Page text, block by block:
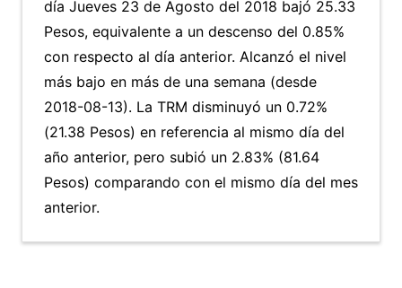
día Jueves 23 de Agosto del 2018 bajó 25.33
Pesos, equivalente a un descenso del 0.85%
con respecto al día anterior. Alcanzó el nivel
más bajo en más de una semana (desde
2018-08-13). La TRM disminuyó un 0.72%
(21.38 Pesos) en referencia al mismo día del
año anterior, pero subió un 2.83% (81.64
Pesos) comparando con el mismo día del mes
anterior.